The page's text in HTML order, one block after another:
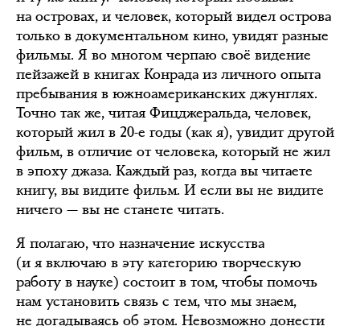
на островах, и человек, который видел острова
только в документальном кино, увидят разные
фильмы. Я во многом черпаю своё видение
пейзажей в книгах Конрада из личного опыта
пребывания в южноамериканских джунглях.
Точно так же, читая Фицджеральда, человек,
который жил в 20-е годы (как я), увидит другой
фильм, в отличие от человека, который не жил
в эпоху джаза. Каждый раз, когда вы читаете
книгу, вы видите фильм. И если вы не видите
ничего — вы не станете читать.
Я полагаю, что назначение искусства
(и я включаю в эту категорию творческую
работу в науке) состоит в том, чтобы помочь
нам установить связь с тем, что мы знаем,
не догадываясь об этом. Невозможно донести